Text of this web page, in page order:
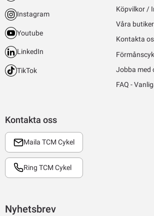
Kontakta oss
Maila TCM Cykel
Ring TCM Cykel
Instagram
Youtube
LinkedIn
TikTok
Köpvilkor /
Våra butiker
Kontakta
Jobba med
FAQ -
Nyhetsbrev